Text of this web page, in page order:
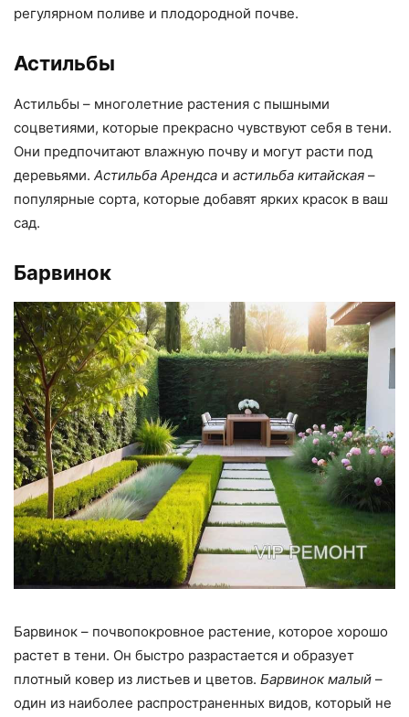
регулярном поливе и плодородной почве.
Астильбы
Астильбы – многолетние растения с пышными
соцветиями, которые прекрасно чувствуют себя в тени.
Они предпочитают влажную почву и могут расти под
деревьями. Астильба Арендса и астильба китайская –
популярные сорта, которые добавят ярких красок в ваш
сад.
Барвинок
Барвинок – почвопокровное растение, которое хорошо
растет в тени. Он быстро разрастается и образует
плотный ковер из листьев и цветов. Барвинок малый –
один из наиболее распространенных видов, который не